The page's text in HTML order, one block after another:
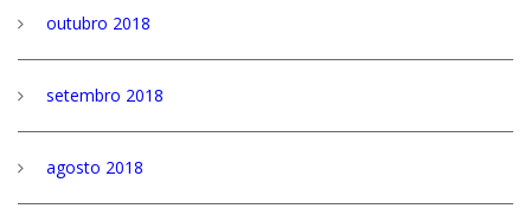
outubro 2018
setembro 2018
agosto 2018